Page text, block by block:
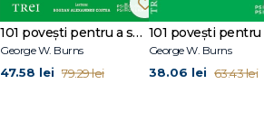
101 povești pentru a spori starea de fericire și de bine
George W. Burns
47.58 lei 79.29 lei
George W. Burns
38.06 lei 63.43 lei